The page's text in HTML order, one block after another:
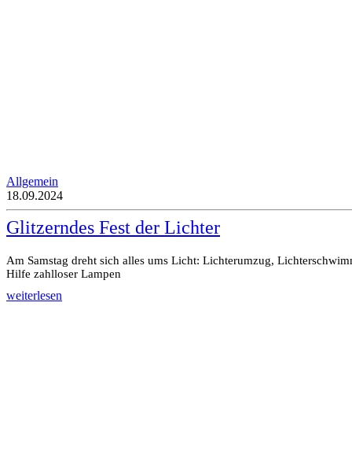
Allgemein
18.09.2024
Glitzerndes Fest der Lichter
Am Samstag dreht sich alles ums Licht: Lichterumzug,
Hilfe zahlloser Lampen
weiterlesen